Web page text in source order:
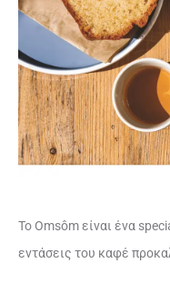
Το Omsôm είναι ένα
εντάσεις του καφέ